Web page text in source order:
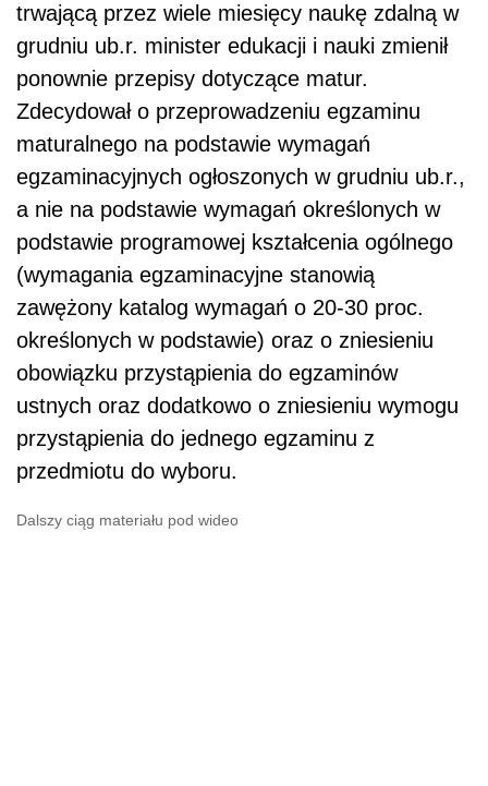
trwającą przez wiele miesięcy naukę zdalną w
grudniu ub.r. minister edukacji i nauki zmienił
ponownie przepisy dotyczące matur.
Zdecydował o przeprowadzeniu egzaminu
maturalnego na podstawie wymagań
egzaminacyjnych ogłoszonych w grudniu ub.r.,
a nie na podstawie wymagań określonych w
podstawie programowej kształcenia ogólnego
(wymagania egzaminacyjne stanowią
zawężony katalog wymagań o 20-30 proc.
określonych w podstawie) oraz o zniesieniu
obowiązku przystąpienia do egzaminów
ustnych oraz dodatkowo o zniesieniu wymogu
przystąpienia do jednego egzaminu z
przedmiotu do wyboru.
Dalszy ciąg materiału pod wideo